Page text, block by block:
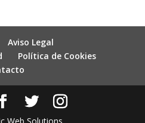
Aviso Legal
Política de Cookies
Web Solutions